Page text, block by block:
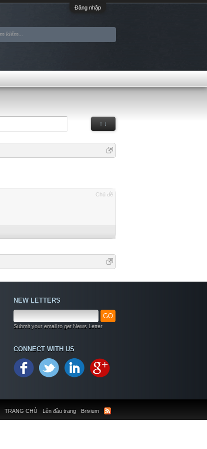
Đăng nhập
↑ ↓
Chủ đề
NEW LETTERS
GO
Submit your email to get News Letter
CONNECT WITH US
TRANG CHỦ Lên đầu trang Brivium